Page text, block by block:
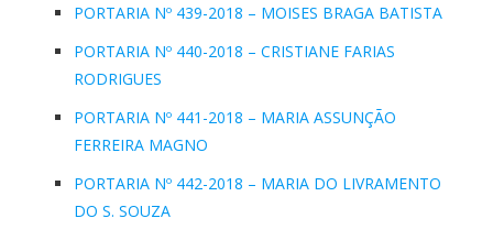
PORTARIA Nº 439-2018 – MOISES BRAGA BATISTA
PORTARIA Nº 440-2018 – CRISTIANE FARIAS
RODRIGUES
PORTARIA Nº 441-2018 – MARIA ASSUNÇÃO
FERREIRA MAGNO
PORTARIA Nº 442-2018 – MARIA DO LIVRAMENTO
DO S. SOUZA